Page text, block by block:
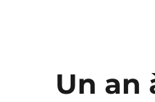
Un an